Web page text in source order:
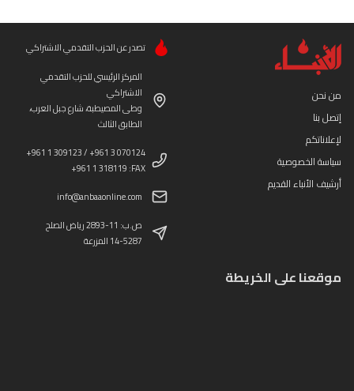
من نحن
إتصل بنا
لإعلاناتكم
سياسة الخصوصية
أرشيف الأنباء القديم
تصدر عن الحزب التقدمي الاشتراكي
المركز الرئيسي للحزب التقدمي
الاشتراكي
وطى المصيطبة، شارع جبل العرب،
الطابق الثالث
+961 1 309123 / +961 3 070124
+961 1 318119 :FAX
info@anbaaonline.com
ص.ب: 11-2893 رياض الصلح
14-5287 المزرعة
موقعنا على الخريطة